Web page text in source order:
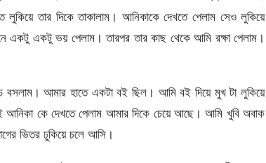
তার দিকে তাকালাম। আনিকাকে দেখতে পেলাম সেও লুকিয়ে
একটু একটু ভয় পেলাম। তারপর তার কাছ থেকে আমি রক্ষা পেলাম।
বসলাম। আমার হাতে একটা বই ছিল। আমি বই দিয়ে মুখ টা লুকিয়ে
কে দেখতে পেলাম আমার দিকে চেয়ে আছে। আমি খুবি অবাক
ভিতর ঢুকিয়ে চলে আসি।